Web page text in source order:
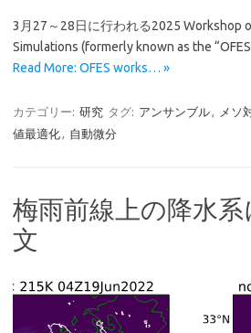
3月27～28日に行われる2025 Workshop
Simulations (formerly known as the
Read More: OFES works… »
カテゴリー: 研究 タグ: アンサンブル メソ
値最適化
自動微分
梅雨前線上の降水
文